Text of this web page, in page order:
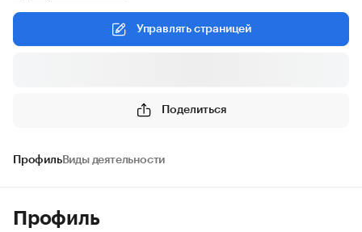
Управлять страницей
Поделиться
ПрофильВиды деятельности
Профиль